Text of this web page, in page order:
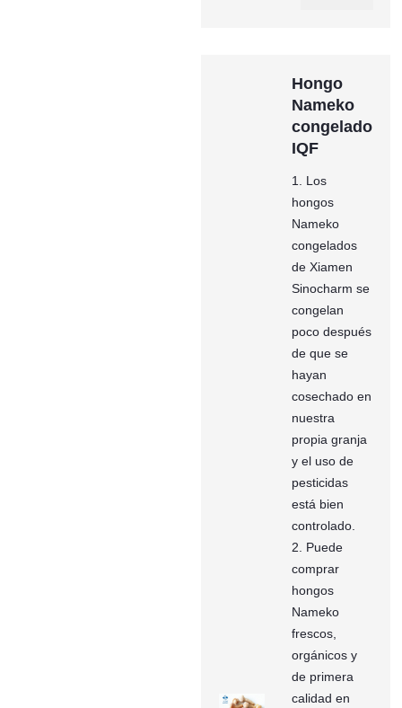
Hongo
Nameko
congelado
IQF
1. Los
hongos
Nameko
congelados
de Xiamen
Sinocharm se
congelan
poco después
de que se
hayan
cosechado en
nuestra
propia granja
y el uso de
pesticidas
está bien
controlado.
2. Puede
comprar
hongos
Nameko
frescos,
orgánicos y
de primera
calidad en